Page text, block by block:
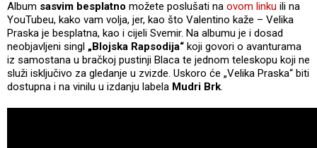
Album sasvim besplatno možete poslušati na ovom linku ili na
YouTubeu, kako vam volja, jer, kao što Valentino kaže – Velika
Praska je besplatna, kao i cijeli Svemir. Na albumu je i dosad
neobjavljeni singl „Blojska Rapsodija“ koji govori o avanturama
iz samostana u bračkoj pustinji Blaca te jednom teleskopu koji ne
služi isključivo za gledanje u zvizde. Uskoro će „Velika Praska“ biti
dostupna i na vinilu u izdanju labela Mudri Brk.